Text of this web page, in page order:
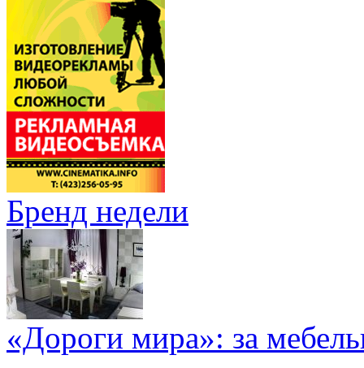
Бренд недели
«Дороги мира»: за